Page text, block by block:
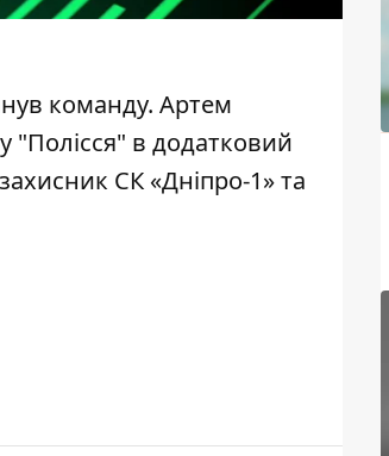
команду. Артем
"Полісся" в додатковий
СК «Дніпро-1» та